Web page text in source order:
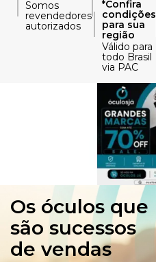
Somos
revendedores
autorizados
*Confira
condições
para sua
região
Válido para
todo Brasil
via PAC
Os óculos que
são sucessos
de vendas